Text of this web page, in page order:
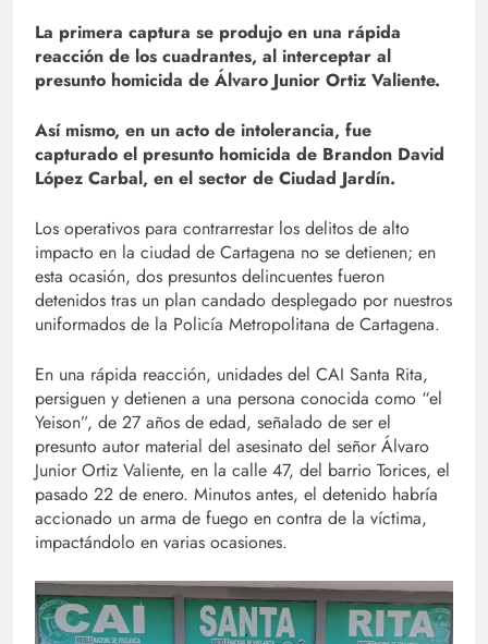
La primera captura se produjo en una rápida
reacción de los cuadrantes, al interceptar al
presunto homicida de Álvaro Junior Ortiz Valiente.
Así mismo, en un acto de intolerancia, fue
capturado el presunto homicida de Brandon David
López Carbal, en el sector de Ciudad Jardín.
Los operativos para contrarrestar los delitos de alto
impacto en la ciudad de Cartagena no se detienen; en
esta ocasión, dos presuntos delincuentes fueron
detenidos tras un plan candado desplegado por nuestros
uniformados de la Policía Metropolitana de Cartagena.
En una rápida reacción, unidades del CAI Santa Rita,
persiguen y detienen a una persona conocida como “el
Yeison”, de 27 años de edad, señalado de ser el
presunto autor material del asesinato del señor Álvaro
Junior Ortiz Valiente, en la calle 47, del barrio Torices, el
pasado 22 de enero. Minutos antes, el detenido habría
accionado un arma de fuego en contra de la víctima,
impactándolo en varias ocasiones.